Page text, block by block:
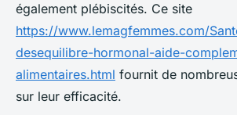
également plébiscités. Ce site
https://www.lemagfemmes.com/
desequilibre-hormonal-aide-
alimentaires.html fournit de
sur leur efficacité.